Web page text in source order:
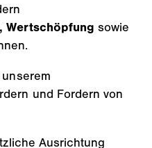
Wertschöpfungsowie
und Fordern von
Ausrichtung